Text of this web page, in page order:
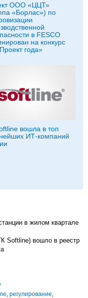
ООО «ЦЦТ»
«Борлас») по
в FESCO
на конкурс
года»
вошла в топ
ИТ-компаний
в жилом квартале
Softline) вошло в реестр
, регулирование,